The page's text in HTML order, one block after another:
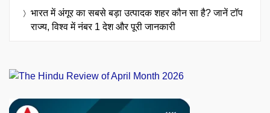
भारत में अंगूर का सबसे बड़ा उत्पादक शहर कौन सा है? जानें टॉप
राज्य, विश्व में नंबर 1 देश और पूरी जानकारी